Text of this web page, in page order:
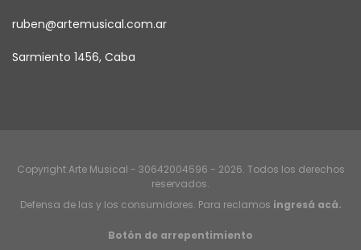
ruben@artemusical.com.ar
Sarmiento 1456, Caba
Copyright Arte Musical - 30642004596 - 2026. Todos los derechos
reservados.
Defensa de las y los consumidores. Para reclamos ingresá acá.
Botón de arrepentimiento